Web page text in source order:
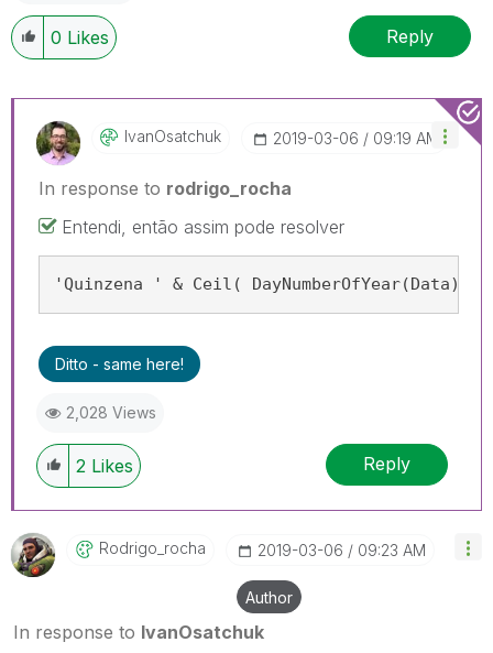
0 Likes Reply
IvanOsatchuk ‎2019-03-06 09:19 AM
In response to rodrigo_rocha
Entendi, então assim pode resolver
'Quinzena ' & Ceil( DayNumberOfYear(Data) /
Ditto - same here!
2,028 Views
2 Likes Reply
Rodrigo_rocha ‎2019-03-06 09:23 AM
Author
In response to IvanOsatchuk